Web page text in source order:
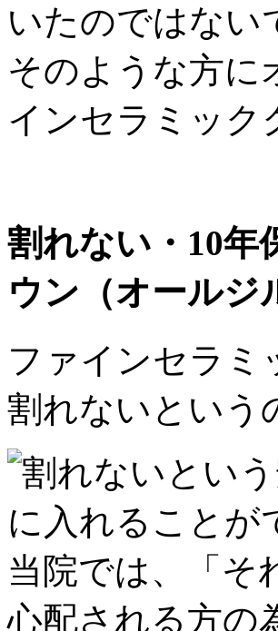
いたのではない
そのような方に
インセラミック
割れない・10
ウン（オールジ
ファインセラミ
割れないという